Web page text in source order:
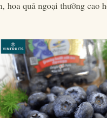
hoa quả ngoại thưởng cao